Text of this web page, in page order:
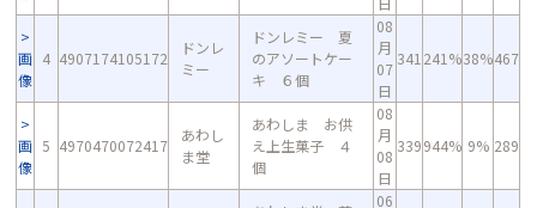
画
像
4 4907174105172
ドンレ
ミー
ドンレミー 夏
のアソートケー
キ ６個
08
月
07
日
341 241%38%467
画
像
5 4970470072417
あわし
ま堂
あわしま お供
え上生菓子 ４
個
08
月
08
日
339944% 9% 289
06